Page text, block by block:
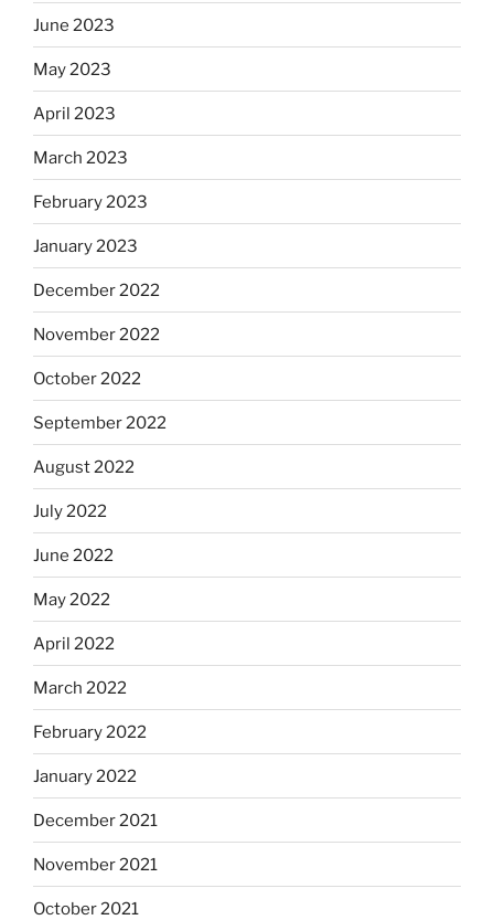
June 2023
May 2023
April 2023
March 2023
February 2023
January 2023
December 2022
November 2022
October 2022
September 2022
August 2022
July 2022
June 2022
May 2022
April 2022
March 2022
February 2022
January 2022
December 2021
November 2021
October 2021